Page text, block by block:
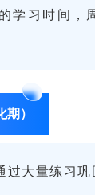
学习时间，
）
大量练习巩